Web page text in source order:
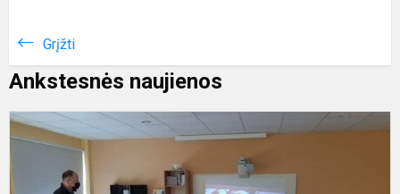
Grįžti
Ankstesnės naujienos